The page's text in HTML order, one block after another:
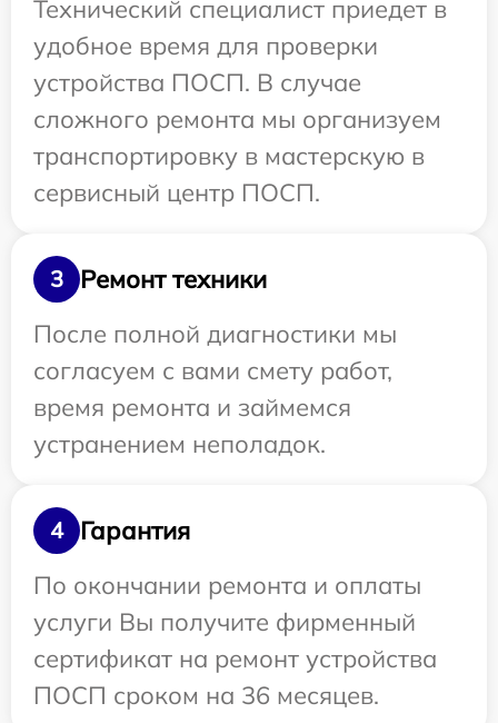
Технический специалист приедет в
удобное время для проверки
устройства ПОСП. В случае
сложного ремонта мы организуем
транспортировку в мастерскую в
сервисный центр ПОСП.
3
Ремонт техники
После полной диагностики мы
согласуем с вами смету работ,
время ремонта и займемся
устранением неполадок.
4
Гарантия
По окончании ремонта и оплаты
услуги Вы получите фирменный
сертификат на ремонт устройства
ПОСП сроком на 36 месяцев.